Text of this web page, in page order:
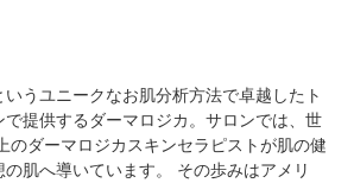
うユニークなお肌分析方法で卓越したト
で提供するダーマロジカ。サロンでは、世
のダーマロジカスキンセラピストが肌の健
肌へ導いています。 その歩みはアメリ